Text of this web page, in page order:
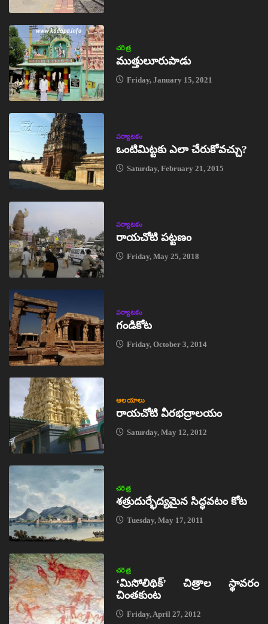
చరిత్ర
ముత్తులూరుపాడు
Friday, January 15, 2021
పర్యాటకం
ఒంటిమిట్టకు ఎలా చేరుకోవచ్చు?
Saturday, February 21, 2015
పర్యాటకం
రాయచోటి పట్టణం
Friday, May 25, 2018
పర్యాటకం
గండికోట
Friday, October 3, 2014
ఆలయాలు
రాయచోటి వీరభద్రాలయం
Saturday, May 12, 2012
చరిత్ర
శత్రుదుర్భేద్యమైన సిద్ధవటం కోట
Tuesday, May 17, 2011
చరిత్ర
‘మిసోలిథిక్‌’ చిత్రాల స్థావరం
చింతకుంట
Friday, April 27, 2012